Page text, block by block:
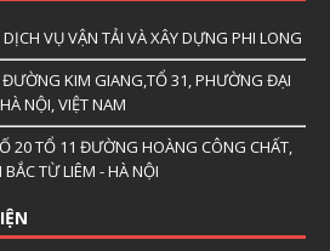
VỤ VẬN TẢI VÀ XÂY DỰNG PHI LONG
KIM GIANG,TỔ 31, PHƯỜNG ĐẠI
NỘI, VIỆT NAM
20 TỔ 11 ĐƯỜNG HOÀNG CÔNG CHẤT,
TỪ LIÊM - HÀ NỘI